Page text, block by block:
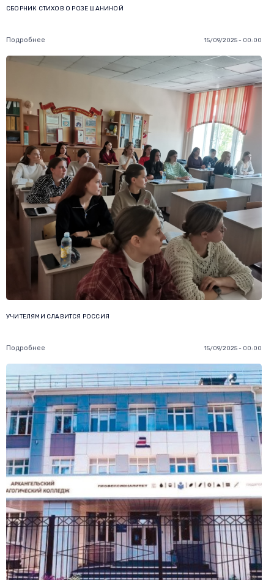
СБОРНИК СТИХОВ О РОЗЕ ШАНИНОЙ
Подробнее 15/09/2025 - 00:00
УЧИТЕЛЯМИ СЛАВИТСЯ РОССИЯ
Подробнее 15/09/2025 - 00:00